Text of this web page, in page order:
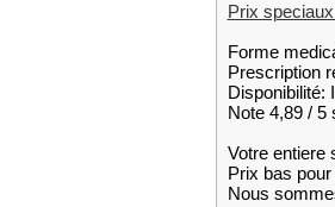
Prix
Forme
Prescription
Disponibilité:
Note 4,89 / 5
Votre entiere
Prix bas
Nous